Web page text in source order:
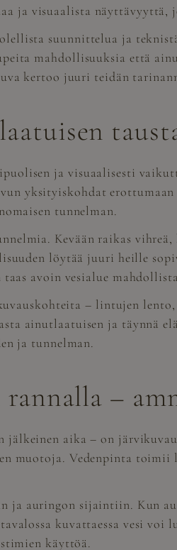
ja visuaalista näyttävyyttä,
suunnittelua ja
mahdollisuuksia että
kertoo juuri teidän
ja visuaalisesti
yksityiskohdat
tunnelman.
Kevään raikas
löytää juuri heille
avoin vesialue
– lintujen
ainutlaatuisen ja täynnä
ja tunnelman.
–
jälkeinen aika – on
muotoja. Vedenpinta toimii
auringon sijaintiin. Kun
kuvattaessa vesi
käyttöä.